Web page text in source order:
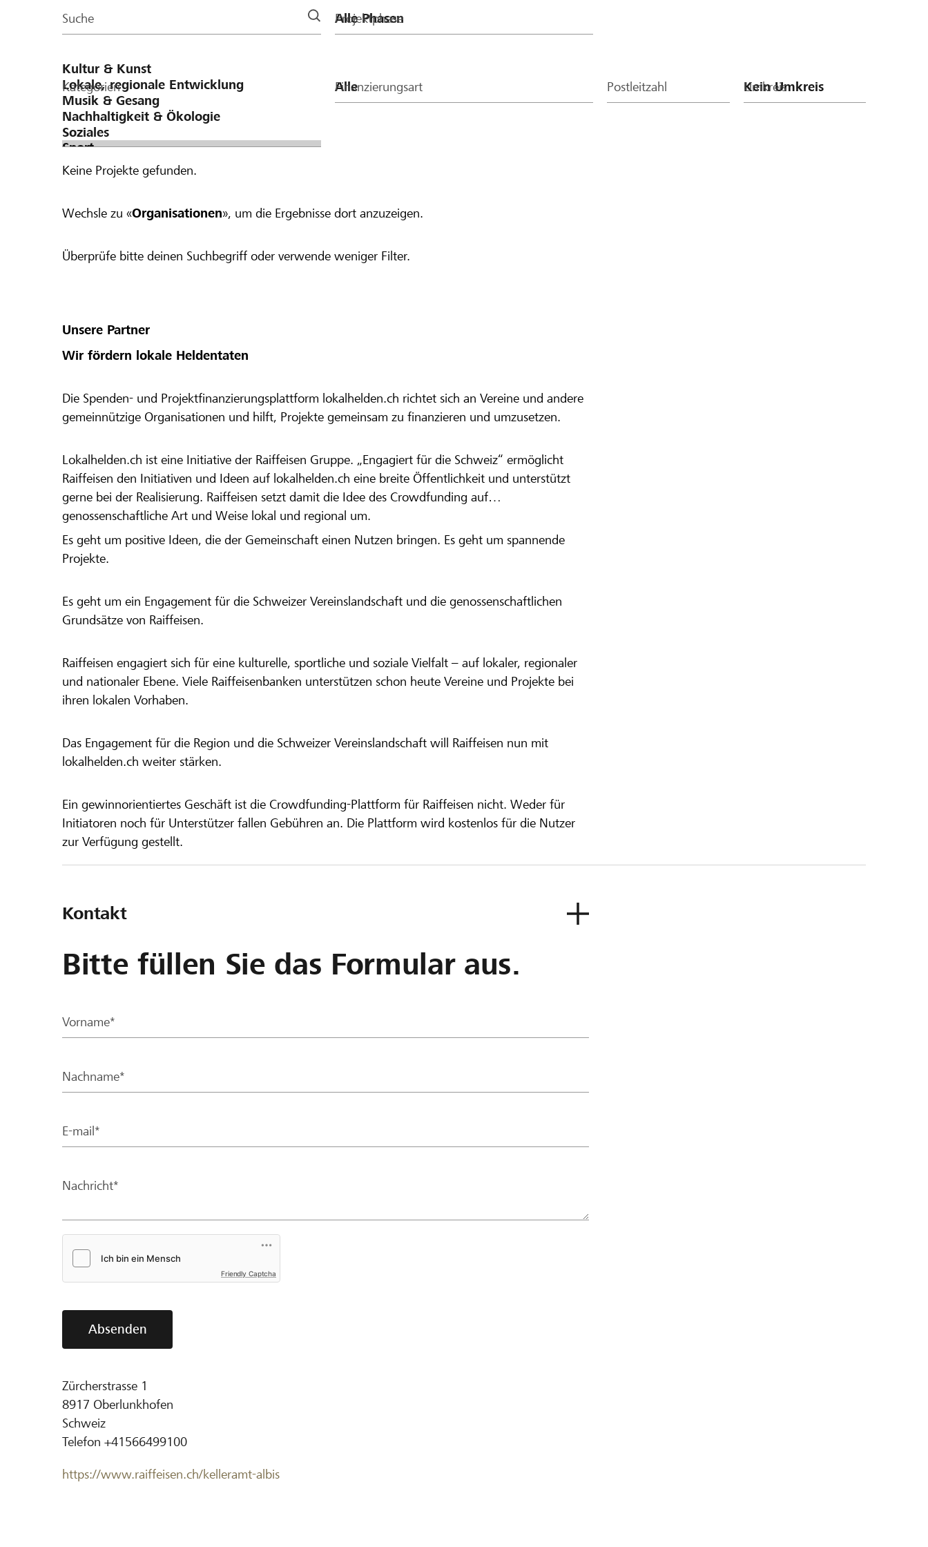
Suche Projektphase
Kategorien Finanzierungsart Postleitzahl Umkreis
Keine Projekte gefunden.
Wechsle zu «Organisationen», um die Ergebnisse dort anzuzeigen.
Überprüfe bitte deinen Suchbegriff oder verwende weniger Filter.
Unsere Partner
Wir fördern lokale Heldentaten
Die Spenden- und Projektfinanzierungsplattform lokalhelden.ch richtet sich an Vereine und andere
gemeinnützige Organisationen und hilft, Projekte gemeinsam zu finanzieren und umzusetzen.
Lokalhelden.ch ist eine Initiative der Raiffeisen Gruppe. „Engagiert für die Schweiz“ ermöglicht
Raiffeisen den Initiativen und Ideen auf lokalhelden.ch eine breite Öffentlichkeit und unterstützt
gerne bei der Realisierung. Raiffeisen setzt damit die Idee des Crowdfunding auf
genossenschaftliche Art und Weise lokal und regional um.
Es geht um positive Ideen, die der Gemeinschaft einen Nutzen bringen. Es geht um spannende
Projekte.
Es geht um ein Engagement für die Schweizer Vereinslandschaft und die genossenschaftlichen
Grundsätze von Raiffeisen.
Raiffeisen engagiert sich für eine kulturelle, sportliche und soziale Vielfalt – auf lokaler, regionaler
und nationaler Ebene. Viele Raiffeisenbanken unterstützen schon heute Vereine und Projekte bei
ihren lokalen Vorhaben.
Das Engagement für die Region und die Schweizer Vereinslandschaft will Raiffeisen nun mit
lokalhelden.ch weiter stärken.
Ein gewinnorientiertes Geschäft ist die Crowdfunding-Plattform für Raiffeisen nicht. Weder für
Initiatoren noch für Unterstützer fallen Gebühren an. Die Plattform wird kostenlos für die Nutzer
zur Verfügung gestellt.
Kontakt
Bitte füllen Sie das Formular aus.
Vorname*
Nachname*
E-mail*
Nachricht*
Friendly Captcha
Absenden
Zürcherstrasse 1
8917 Oberlunkhofen
Schweiz
Telefon +41566499100
https://www.raiffeisen.ch/kelleramt-albis